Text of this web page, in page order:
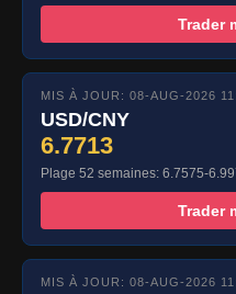
Trader
MIS À JOUR: 08-AUG-2026
USD/CNY
6.7713
Plage 52 semaines: 6.7575-
Trader
MIS À JOUR: 08-AUG-2026